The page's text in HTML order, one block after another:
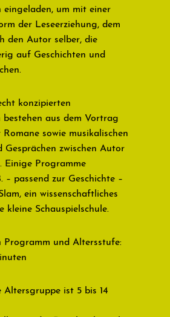
eingeladen, um mit einer
der Leseerziehung, dem
den Autor selber, die
auf Geschichten und
konzipierten
bestehen aus dem Vortrag
Romane sowie musikalischen
Gesprächen zwischen Autor
Einige Programme
– passend zur Geschichte –
ein wissenschaftliches
kleine Schauspielschule.
Programm und Altersstufe:
Altersgruppe ist 5 bis 14